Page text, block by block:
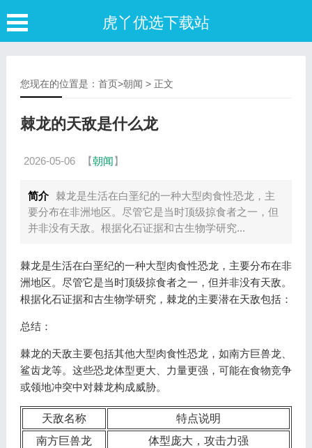
虎丫优选下载站
您现在的位置是： 首页>朝闻 > 正文
棘龙的天敌是什么龙
2026-05-06 【朝闻】
简介
棘龙是生活在白垩纪的一种大型肉食性恐龙，主
要分布在非洲地区。尽管它是当时顶级掠食者之一，但
并非没有天敌。根据化石证据和古生物学研究...
棘龙是生活在白垩纪的一种大型肉食性恐龙，主要分布在非
洲地区。尽管它是当时顶级掠食者之一，但并非没有天敌。
根据化石证据和古生物学研究，棘龙的主要潜在天敌包括：
总结：
棘龙的天敌主要包括其他大型肉食性恐龙，如南方巨兽龙、
鲨齿龙等。这些恐龙体型更大、力量更强，可能在食物竞争
或领地冲突中对棘龙构成威胁。
天敌名称
特点说明
南方巨兽龙
体型庞大，攻击力强